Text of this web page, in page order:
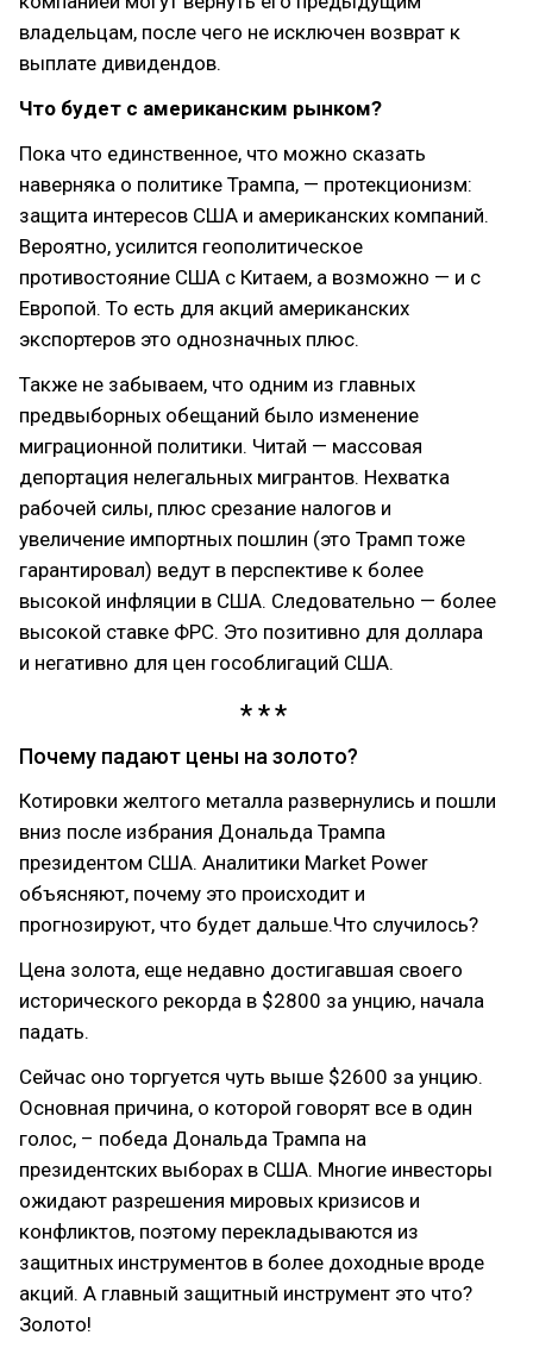
владельцам, после чего не исключен возврат к
выплате дивидендов.
Что будет с американским рынком?
Пока что единственное, что можно сказать
наверняка о политике Трампа, — протекционизм:
защита интересов США и американских компаний.
Вероятно, усилится геополитическое
противостояние США с Китаем, а возможно — и с
Европой. То есть для акций американских
экспортеров это однозначных плюс.
Также не забываем, что одним из главных
предвыборных обещаний было изменение
миграционной политики. Читай — массовая
депортация нелегальных мигрантов. Нехватка
рабочей силы, плюс срезание налогов и
увеличение импортных пошлин (это Трамп тоже
гарантировал) ведут в перспективе к более
высокой инфляции в США. Следовательно — более
высокой ставке ФРС. Это позитивно для доллара
и негативно для цен гособлигаций США.
Почему падают цены на золото?
Котировки желтого металла развернулись и пошли
вниз после избрания Дональда Трампа
президентом США. Аналитики Market Power
объясняют, почему это происходит и
прогнозируют, что будет дальше.Что случилось?
Цена золота, еще недавно достигавшая своего
исторического рекорда в $2800 за унцию, начала
падать.
Сейчас оно торгуется чуть выше $2600 за унцию.
Основная причина, о которой говорят все в один
голос, – победа Дональда Трампа на
президентских выборах в США. Многие инвесторы
ожидают разрешения мировых кризисов и
конфликтов, поэтому перекладываются из
защитных инструментов в более доходные вроде
акций. А главный защитный инструмент это что?
Золото!